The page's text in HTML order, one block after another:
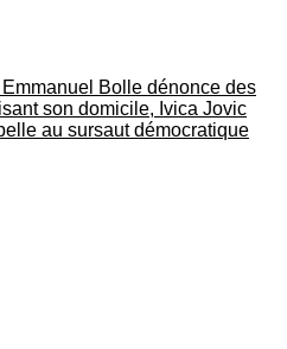
Bolle dénonce des
son domicile, Ivica Jovic
au sursaut démocratique